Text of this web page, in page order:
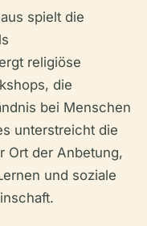
spielt die
religiöse
die
bei Menschen
unterstreicht die
Ort der Anbetung,
und soziale